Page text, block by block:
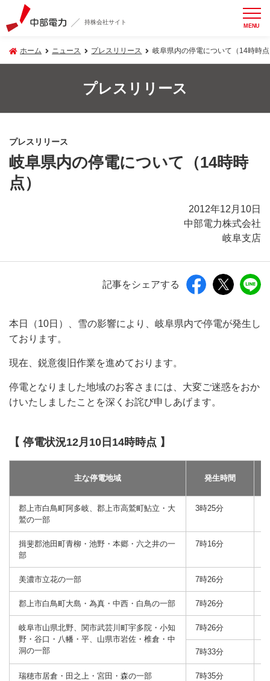
持株会社サイト MENU
ホーム ニュース プレスリリース 岐阜県内の停電について（14時時
プレスリリース
プレスリリース
岐阜県内の停電について（14時時
点）
2012年12月10日
中部電力株式会社
岐阜支店
記事をシェアする
本日（10日）、雪の影響により、岐阜県内で停電が発生し
ております。
現在、鋭意復旧作業を進めております。
停電となりました地域のお客さまには、大変ご迷惑をおか
けいたしましたことを深くお詫び申しあげます。
【 停電状況12月10日14時時点 】
主な停電地域 発生時間
郡上市白鳥町阿多岐、郡上市高鷲町鮎立・大
鷲の一部
3時25分
揖斐郡池田町青柳・池野・本郷・六之井の一
部
7時16分
美濃市立花の一部 7時26分
郡上市白鳥町大島・為真・中西・白鳥の一部 7時26分
岐阜市山県北野、関市武芸川町宇多院・小知
野・谷口・八幡・平、山県市岩佐・椎倉・中
洞の一部
7時26分
7時33分
瑞穂市居倉・田之上・宮田・森の一部 7時35分